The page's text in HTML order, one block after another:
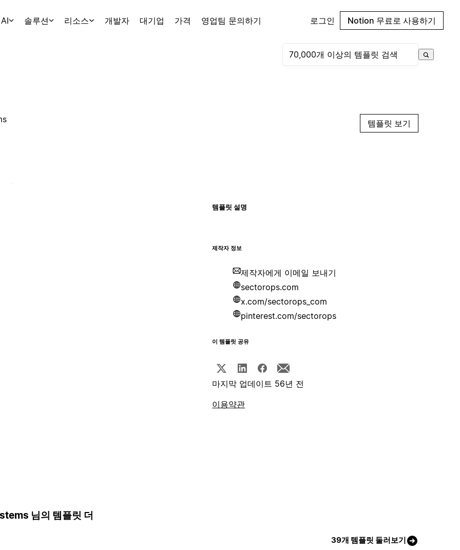
AI 솔루션 리소스 개발자 대기업 가격 영업팀 문의하기 로그인 Notion 무료로 사용하기
템플릿 보기
템플릿 설명
제작자 정보
제작자에게 이메일 보내기
sectorops.com
x.com/sectorops_com
pinterest.com/sectorops
이 템플릿 공유
마지막 업데이트 56년 전
이용약관
님의 템플릿 더
39개 템플릿 둘러보기